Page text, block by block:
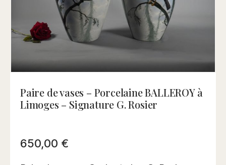
Paire de vases – Porcelaine BALLEROY à
Limoges – Signature G. Rosier
650,00 €